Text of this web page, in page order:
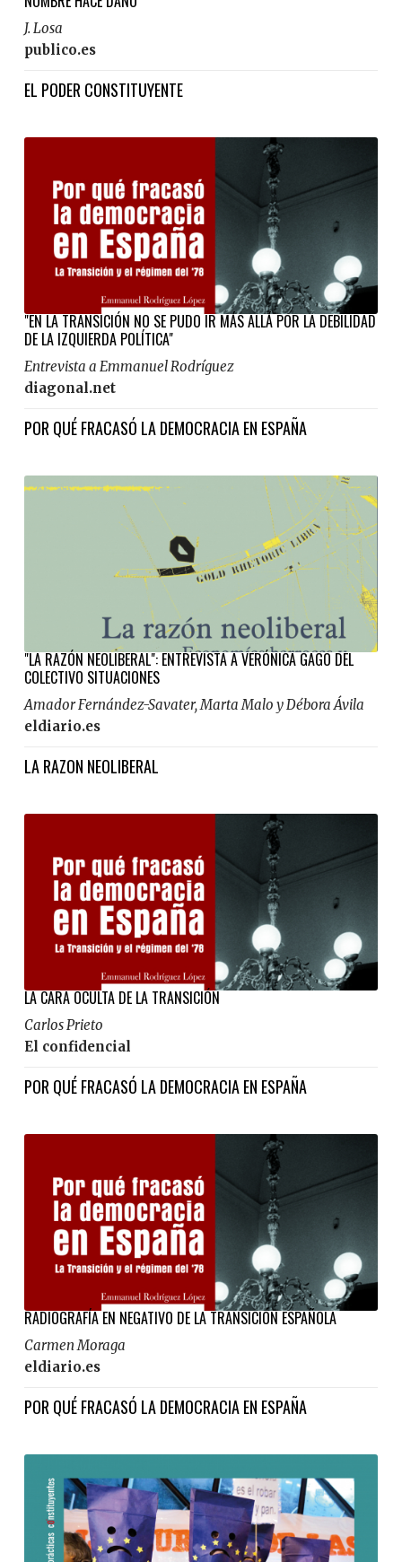
J. Losa
publico.es
EL PODER CONSTITUYENTE
"EN LA TRANSICIÓN NO SE PUDO IR MÁS ALLÁ POR LA DEBILIDAD
DE LA IZQUIERDA POLÍTICA"
Entrevista a Emmanuel Rodríguez
diagonal.net
POR QUÉ FRACASÓ LA DEMOCRACIA EN ESPAÑA
"LA RAZÓN NEOLIBERAL": ENTREVISTA A VERÓNICA GAGO DEL
COLECTIVO SITUACIONES
Amador Fernández-Savater, Marta Malo y Débora Ávila
eldiario.es
LA RAZON NEOLIBERAL
LA CARA OCULTA DE LA TRANSICIÓN
Carlos Prieto
El confidencial
POR QUÉ FRACASÓ LA DEMOCRACIA EN ESPAÑA
RADIOGRAFÍA EN NEGATIVO DE LA TRANSICIÓN ESPAÑOLA
Carmen Moraga
eldiario.es
POR QUÉ FRACASÓ LA DEMOCRACIA EN ESPAÑA